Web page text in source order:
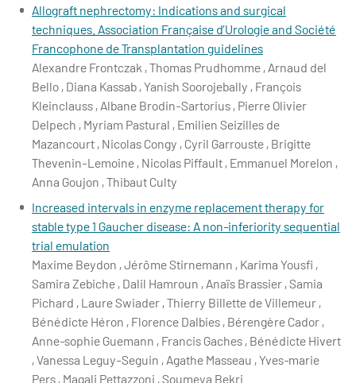
Allograft nephrectomy: Indications and surgical
techniques. Association Française d’Urologie and Société
Francophone de Transplantation guidelines
Alexandre Frontczak , Thomas Prudhomme , Arnaud del
Bello , Diana Kassab , Yanish Soorojebally , François
Kleinclauss , Albane Brodin-Sartorius , Pierre Olivier
Delpech , Myriam Pastural , Emilien Seizilles de
Mazancourt , Nicolas Congy , Cyril Garrouste , Brigitte
Thevenin-Lemoine , Nicolas Piffault , Emmanuel Morelon ,
Anna Goujon , Thibaut Culty
Increased intervals in enzyme replacement therapy for
stable type 1 Gaucher disease: A non‐inferiority sequential
trial emulation
Maxime Beydon , Jérôme Stirnemann , Karima Yousfi ,
Samira Zebiche , Dalil Hamroun , Anaïs Brassier , Samia
Pichard , Laure Swiader , Thierry Billette de Villemeur ,
Bénédicte Héron , Florence Dalbies , Bérengère Cador ,
Anne‐sophie Guemann , Francis Gaches , Bénédicte Hivert
, Vanessa Leguy-Seguin , Agathe Masseau , Yves‐marie
Pers , Magali Pettazzoni , Soumeya Bekri